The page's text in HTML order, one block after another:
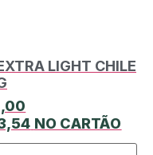
LIGHT CHILE
NO CARTÃO